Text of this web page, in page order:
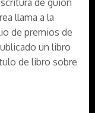
de guion
llama a la
de premios de
un libro
de libro sobre